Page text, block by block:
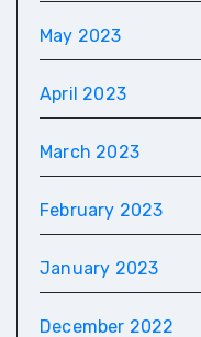
May 2023
April 2023
March 2023
February 2023
January 2023
December 2022